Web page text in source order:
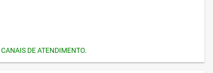
CANAIS DE ATENDIMENTO.